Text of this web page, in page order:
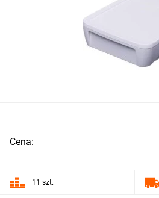
Cena:
11 szt.